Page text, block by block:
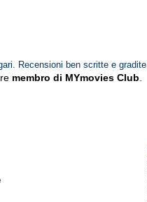
Recensioni ben scritte e gradite
membro di MYmovies Club